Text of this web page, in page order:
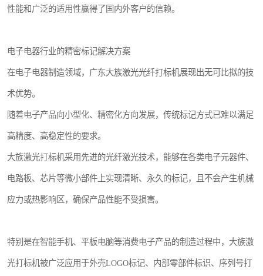
性能和广泛的适用性赢得了国内外客户的信赖。
电子电器行业的精密标记解决方案
在电子电器制造领域，广东大族激光光纤打标机展现出无可比拟的技
术优势。
随着电子产品向小型化、精密化方向发展，传统标记方式已难以满足
高精度、高稳定性的要求。
大族激光打标机采用先进的光纤激光技术，能够在各类电子元器件、
电路板、芯片等微小部件上实现清晰、永久的标记，且不会产生机械
应力或热影响区，确保产品性能不受损害。
特别是在智能手机、平板电脑等消费电子产品的制造过程中，大族激
光打标机被广泛应用于外壳LOGO标记、内部零部件标识、序列号打